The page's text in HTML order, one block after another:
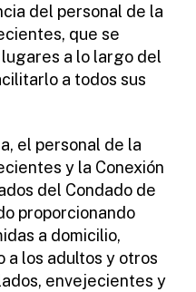
del personal de la
que se
a lo largo del
a todos sus
el personal de la
y la Conexión
del Condado de
proporcionando
a domicilio,
a los adultos y otros
envejecientes y